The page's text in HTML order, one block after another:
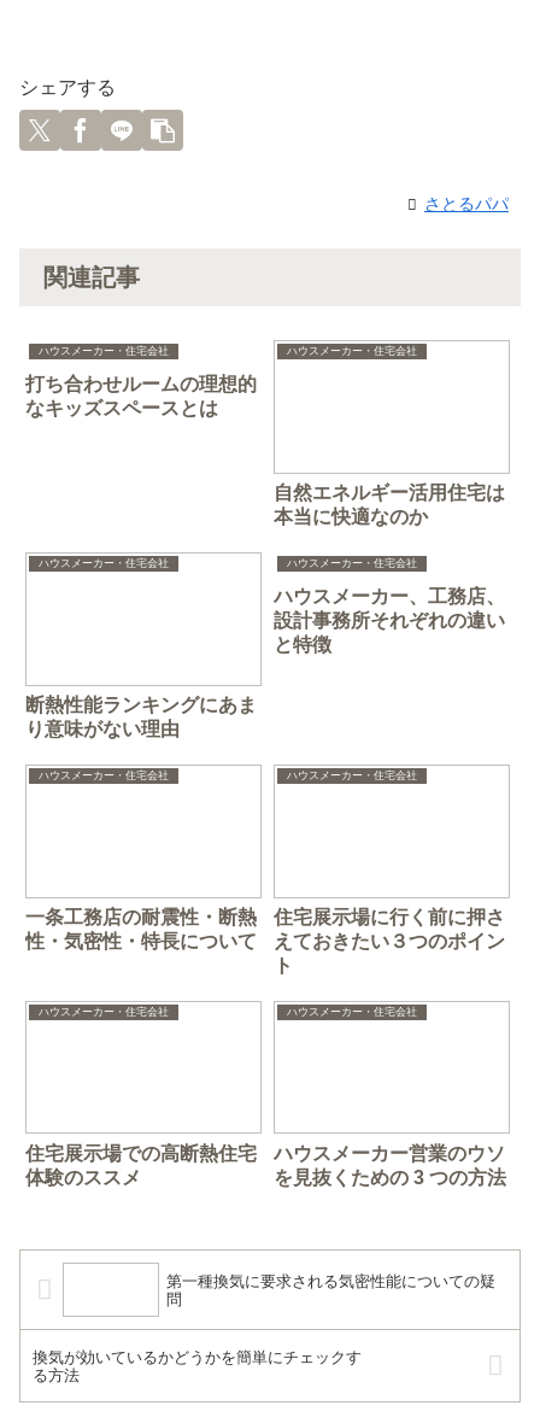
シェアする
さとるパパ
関連記事
ハウスメーカー・住宅会社
打ち合わせルームの理想的
なキッズスペースとは
ハウスメーカー・住宅会社
自然エネルギー活用住宅は
本当に快適なのか
ハウスメーカー・住宅会社
断熱性能ランキングにあま
り意味がない理由
ハウスメーカー・住宅会社
ハウスメーカー、工務店、
設計事務所それぞれの違い
と特徴
ハウスメーカー・住宅会社
一条工務店の耐震性・断熱
性・気密性・特長について
ハウスメーカー・住宅会社
住宅展示場に行く前に押さ
えておきたい３つのポイン
ト
ハウスメーカー・住宅会社
住宅展示場での高断熱住宅
体験のススメ
ハウスメーカー・住宅会社
ハウスメーカー営業のウソ
を見抜くための 3 つの方法
第一種換気に要求される気密性能についての疑
問
換気が効いているかどうかを簡単にチェックす
る方法